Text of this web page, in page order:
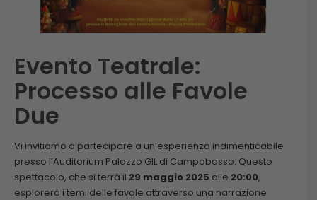
Evento Teatrale:
Processo alle Favole
Due
Vi invitiamo a partecipare a un’esperienza indimenticabile
presso l’Auditorium Palazzo GIL di Campobasso. Questo
spettacolo, che si terrà il 29 maggio 2025 alle 20:00,
esplorerà i temi delle favole attraverso una narrazione